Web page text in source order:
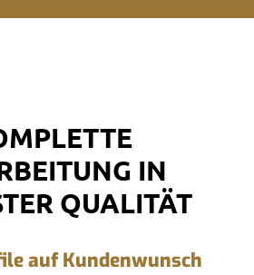
IN
QUALITÄT
auf Kundenwunsch